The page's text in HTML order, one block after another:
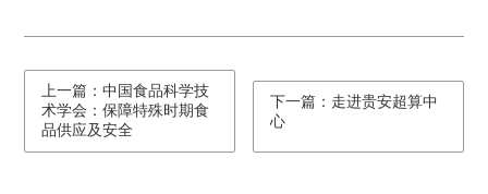
上一篇：中国食品科学技
术学会：保障特殊时期食
品供应及安全
下一篇：走进贵安超算中
心